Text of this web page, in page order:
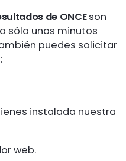
de ONCEson
sólo unos minutos
puedes solicitar
instalada nuestra
web.